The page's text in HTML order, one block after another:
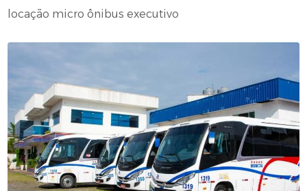
locação micro ônibus executivo